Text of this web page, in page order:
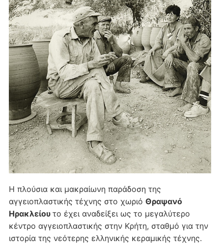
Η πλούσια και μακραίωνη παράδοση της
αγγειοπλαστικής τέχνης στο χωριό Θραψανό
Ηρακλείου το έχει αναδείξει ως το μεγαλύτερο
κέντρο αγγειοπλαστικής στην Κρήτη, σταθμό για την
ιστορία της νεότερης ελληνικής κεραμικής τέχνης.